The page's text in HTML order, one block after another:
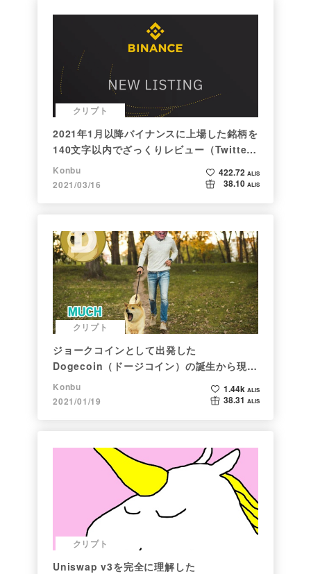
クリプト
2021年1月以降バイナンスに上場した銘柄を
140文字以内でざっくりレビュー（Twitter
向け情報まとめ）
Konbu
2021/03/16
422.72 ALIS
38.10 ALIS
クリプト
ジョークコインとして出発した
Dogecoin（ドージコイン）の誕生から現在
まで。注目される非証券性🐶
Konbu
2021/01/19
1.44k ALIS
38.31 ALIS
クリプト
Uniswap v3を完全に理解した